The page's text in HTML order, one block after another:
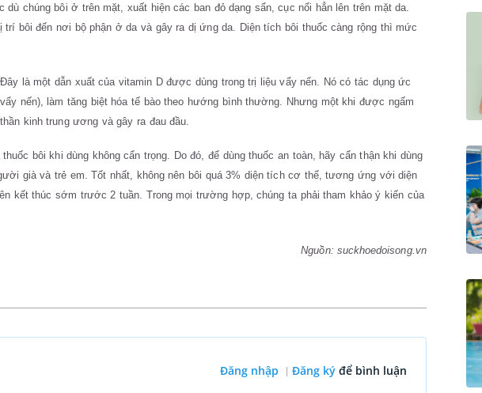
chúng bôi ở trên mặt, xuất hiện các ban đỏ dạng sẩn, cục nổi hẳn lên trên mặt da.
bôi đến nơi bộ phận ở da và gây ra dị ứng da. Diện tích bôi thuốc càng rộng thì mức
là một dẫn xuất của vitamin D được dùng trong trị liệu vẩy nến. Nó có tác dụng ức
nến), làm tăng biệt hóa tế bào theo hướng bình thường. Nhưng một khi được ngấm
kinh trung ương và gây ra đau đầu.
bôi khi dùng không cẩn trọng. Do đó, để dùng thuốc an toàn, hãy cẩn thận khi dùng
già và trẻ em. Tốt nhất, không nên bôi quá 3% diện tích cơ thể, tương ứng với diện
kết thúc sớm trước 2 tuần. Trong mọi trường hợp, chúng ta phải tham khảo ý kiến của
Nguồn: suckhoedoisong.vn
Đăng nhập Đăng ký để bình luận